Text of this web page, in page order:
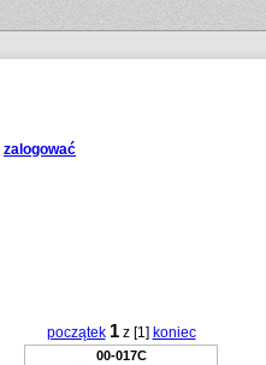
zalogować
początek 1z [1] koniec
00-017C